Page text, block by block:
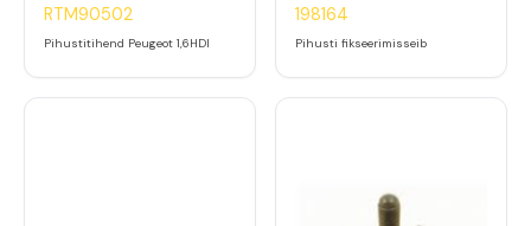
RTM90502
Pihustitihend Peugeot 1,6HDI
198164
Pihusti fikseerimisseib